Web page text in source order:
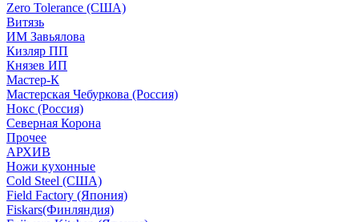
Zero Tolerance (США)
Витязь
ИМ Завьялова
Кизляр ПП
Князев ИП
Мастер-К
Мастерская Чебуркова (Россия)
Нокс (Россия)
Северная Корона
Прочее
АРХИВ
Ножи кухонные
Cold Steel (США)
Field Factory (Япония)
Fiskars(Финляндия)